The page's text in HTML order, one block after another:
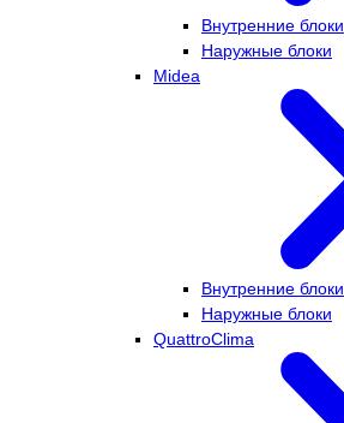
Внутренние блоки
Наружные блоки
Midea
Внутренние блоки
Наружные блоки
QuattroClima